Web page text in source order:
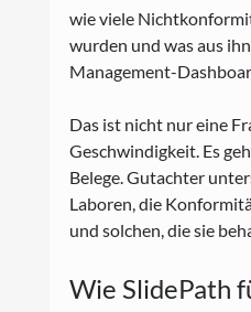
wie viele
wurden und was aus
Management-
Das ist nicht nur eine
Geschwindigkeit. Es
Belege. Gutachter
Laboren, die
und solchen, die sie
Wie SlidePath